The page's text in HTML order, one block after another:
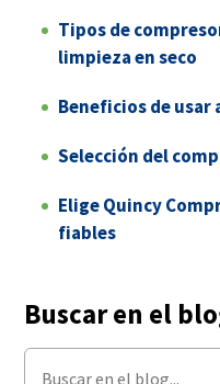
Tipos de
limpieza en seco
Beneficios de
Selección del
Elige Quincy
fiables
Buscar en el